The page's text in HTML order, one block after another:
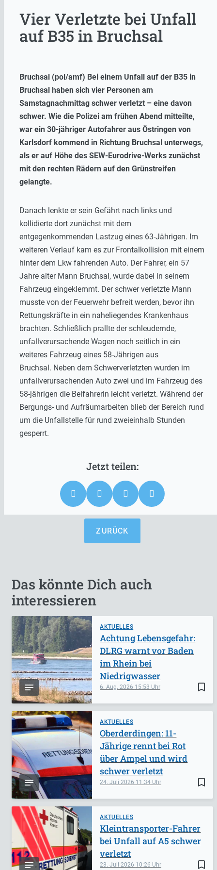
Vier Verletzte bei Unfall
auf B35 in Bruchsal
Bruchsal (pol/amf) Bei einem Unfall auf der B35 in
Bruchsal haben sich vier Personen am
Samstagnachmittag schwer verletzt – eine davon
schwer. Wie die Polizei am frühen Abend mitteilte,
war ein 30-jähriger Autofahrer aus Östringen von
Karlsdorf kommend in Richtung Bruchsal unterwegs,
als er auf Höhe des SEW-Eurodrive-Werks zunächst
mit den rechten Rädern auf den Grünstreifen
gelangte.
Danach lenkte er sein Gefährt nach links und
kollidierte dort zunächst mit dem
entgegenkommenden Lastzug eines 63-Jährigen. Im
weiteren Verlauf kam es zur Frontalkollision mit einem
hinter dem Lkw fahrenden Auto. Der Fahrer, ein 57
Jahre alter Mann Bruchsal, wurde dabei in seinem
Fahrzeug eingeklemmt. Der schwer verletzte Mann
musste von der Feuerwehr befreit werden, bevor ihn
Rettungskräfte in ein naheliegendes Krankenhaus
brachten. Schließlich prallte der schleudernde,
unfallverursachende Wagen noch seitlich in ein
weiteres Fahrzeug eines 58-Jährigen aus
Bruchsal. Neben dem Schwerverletzten wurden im
unfallverursachenden Auto zwei und im Fahrzeug des
58-jährigen die Beifahrerin leicht verletzt. Während der
Bergungs- und Aufräumarbeiten blieb der Bereich rund
um die Unfallstelle für rund zweieinhalb Stunden
gesperrt.
ZURÜCK
Das könnte Dich auch
interessieren
AKTUELLES
bookmark_border
6. Aug. 2026 15:53
Achtung Lebensgefahr:
DLRG warnt vor Baden
im Rhein bei
Niedrigwasser
AKTUELLES
bookmark_border
24. Juli 2026 11:34
Oberderdingen: 11-
Jährige rennt bei Rot
über Ampel und wird
schwer verletzt
AKTUELLES
bookmark_border
23. Juli 2026 10:26
Kleintransporter-Fahrer
bei Unfall auf A5 schwer
verletzt